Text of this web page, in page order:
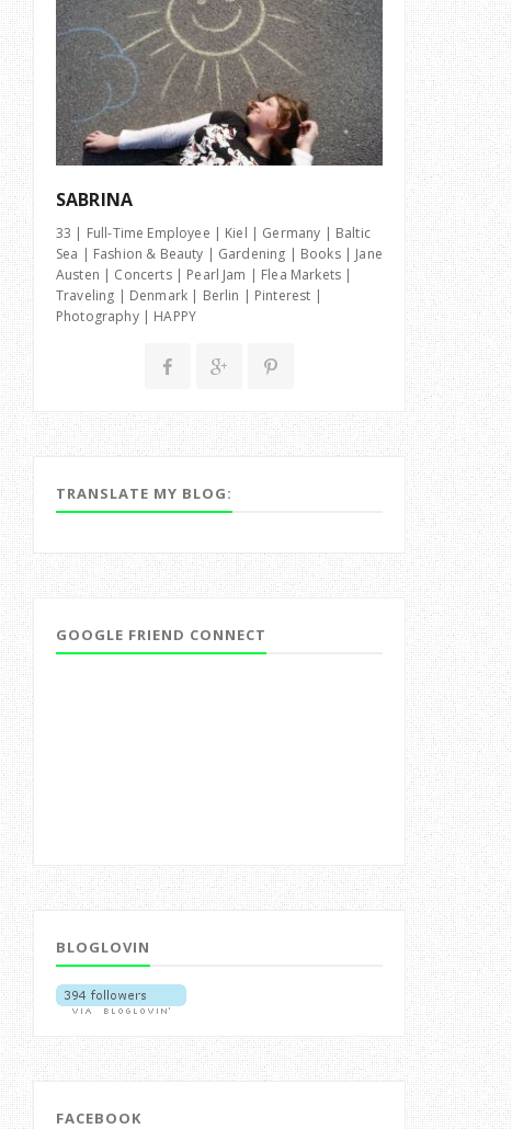
SABRINA
33 | Full-Time Employee | Kiel | Germany | Baltic
Sea | Fashion & Beauty | Gardening | Books | Jane
Austen | Concerts | Pearl Jam | Flea Markets |
Traveling | Denmark | Berlin | Pinterest |
Photography | HAPPY
TRANSLATE MY BLOG:
GOOGLE FRIEND CONNECT
BLOGLOVIN
FACEBOOK